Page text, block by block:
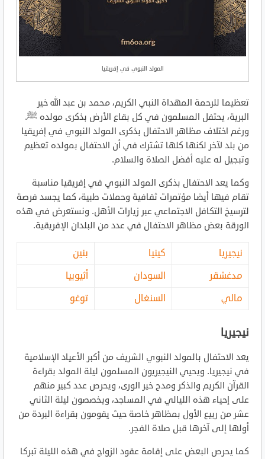
المولد النبوي في إفريقيا
تعظيما للرحمة المهداة النبي الكريم، محمد بن عبد الله خير
البرية، يحتفل المسلمون في كل بقاع الأرض بذكرى مولده ﷺ.
ورغم اختلاف مظاهر الاحتفال بذكرى المولد النبوي في إفريقيا
من بلد لآخر لكنها كلها تشترك في أن الاحتفال بمولده تعظيم
وتبجيل له عليه أفضل الصلاة والسلام.
وكما يعد الاحتفال بذكرى المولد النبوي في إفريقيا مناسبة
تقام فيها أيضا مؤتمرات ثقافية وحملات طبية، كما يجسد فرصة
لترسيخ التكافل الاجتماعي عبر زيارات الأهل. ونستعرض في هذه
الورقة بعض مظاهر الاحتفال في عدد من البلدان الإفريقية.
نيجيريا كينيا
بنين
مدغشقر
السودان
أثيوبيا
مالي
السنغال توغو
نيجيريا
يعد الاحتفال بالمولد النبوي الشريف من أكبر الأعياد الإسلامية
في نيجيريا. ويحيي النيجيريون المسلمون ليلة المولد بقراءة
القرآن الكريم والذكر ومدح خير الورى، ويحرص عدد كبير منهم
على إحياء هذه الليالي في المساجد، ويخصصون ليلة الثاني
عشر من ربيع الأول بمظاهر خاصة حيث يقومون بقراءة البردة من
أولها إلى آخرها قبل صلاة الفجر.
كما يحرص البعض على إقامة عقود الزواج في هذه الليلة تبركا